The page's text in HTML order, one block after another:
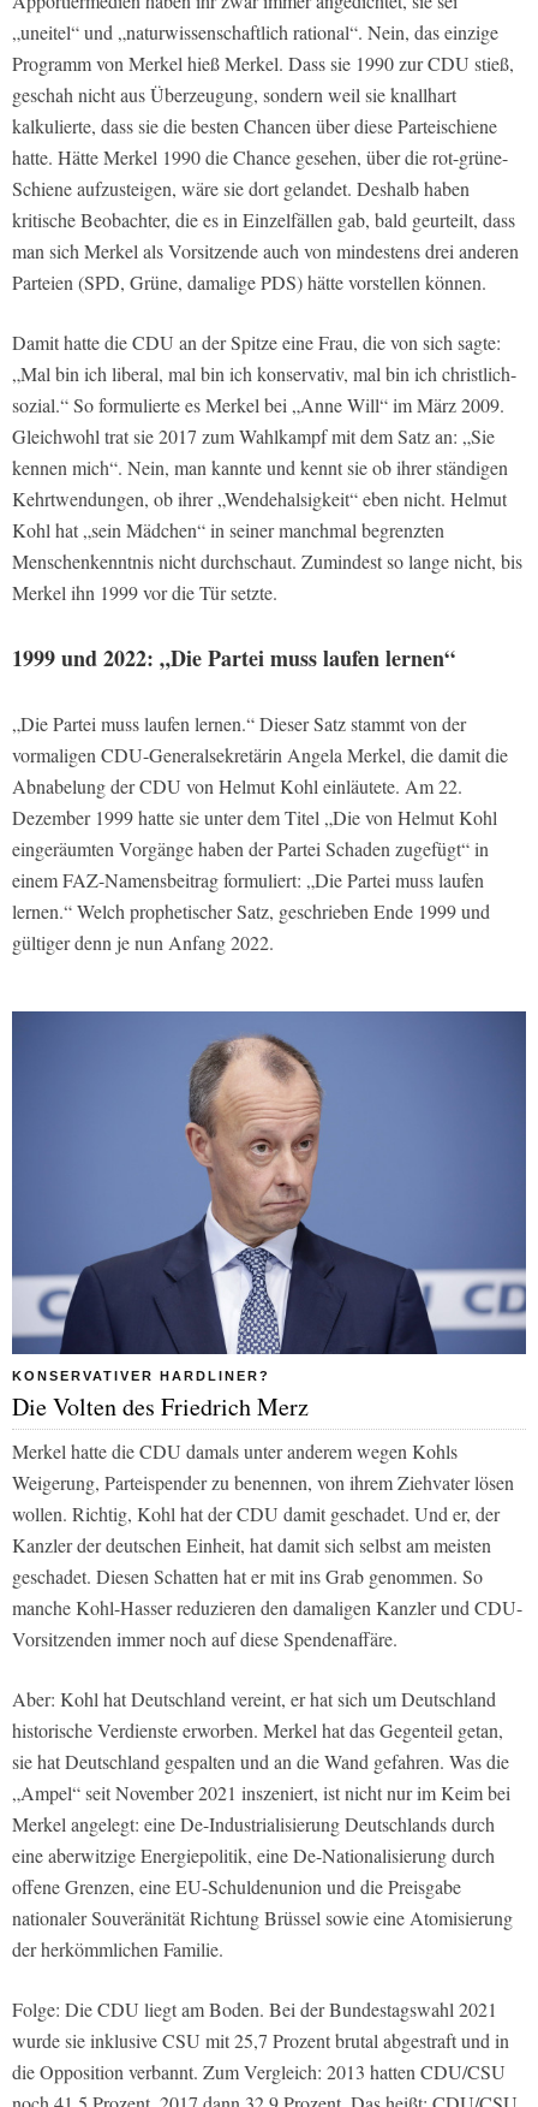
„uneitel“ und „naturwissenschaftlich rational“. Nein, das einzige
Programm von Merkel hieß Merkel. Dass sie 1990 zur CDU stieß,
geschah nicht aus Überzeugung, sondern weil sie knallhart
kalkulierte, dass sie die besten Chancen über diese Parteischiene
hatte. Hätte Merkel 1990 die Chance gesehen, über die rot-grüne-
Schiene aufzusteigen, wäre sie dort gelandet. Deshalb haben
kritische Beobachter, die es in Einzelfällen gab, bald geurteilt, dass
man sich Merkel als Vorsitzende auch von mindestens drei anderen
Parteien (SPD, Grüne, damalige PDS) hätte vorstellen können.
Damit hatte die CDU an der Spitze eine Frau, die von sich sagte:
„Mal bin ich liberal, mal bin ich konservativ, mal bin ich christlich-
sozial.“ So formulierte es Merkel bei „Anne Will“ im März 2009.
Gleichwohl trat sie 2017 zum Wahlkampf mit dem Satz an: „Sie
kennen mich“. Nein, man kannte und kennt sie ob ihrer ständigen
Kehrtwendungen, ob ihrer „Wendehalsigkeit“ eben nicht. Helmut
Kohl hat „sein Mädchen“ in seiner manchmal begrenzten
Menschenkenntnis nicht durchschaut. Zumindest so lange nicht, bis
Merkel ihn 1999 vor die Tür setzte.
1999 und 2022: „Die Partei muss laufen lernen“
„Die Partei muss laufen lernen.“ Dieser Satz stammt von der
vormaligen CDU-Generalsekretärin Angela Merkel, die damit die
Abnabelung der CDU von Helmut Kohl einläutete. Am 22.
Dezember 1999 hatte sie unter dem Titel „Die von Helmut Kohl
eingeräumten Vorgänge haben der Partei Schaden zugefügt“ in
einem FAZ-Namensbeitrag formuliert: „Die Partei muss laufen
lernen.“ Welch prophetischer Satz, geschrieben Ende 1999 und
gültiger denn je nun Anfang 2022.
KONSERVATIVER HARDLINER?
Die Volten des Friedrich Merz
Merkel hatte die CDU damals unter anderem wegen Kohls
Weigerung, Parteispender zu benennen, von ihrem Ziehvater lösen
wollen. Richtig, Kohl hat der CDU damit geschadet. Und er, der
Kanzler der deutschen Einheit, hat damit sich selbst am meisten
geschadet. Diesen Schatten hat er mit ins Grab genommen. So
manche Kohl-Hasser reduzieren den damaligen Kanzler und CDU-
Vorsitzenden immer noch auf diese Spendenaffäre.
Aber: Kohl hat Deutschland vereint, er hat sich um Deutschland
historische Verdienste erworben. Merkel hat das Gegenteil getan,
sie hat Deutschland gespalten und an die Wand gefahren. Was die
„Ampel“ seit November 2021 inszeniert, ist nicht nur im Keim bei
Merkel angelegt: eine De-Industrialisierung Deutschlands durch
eine aberwitzige Energiepolitik, eine De-Nationalisierung durch
offene Grenzen, eine EU-Schuldenunion und die Preisgabe
nationaler Souveränität Richtung Brüssel sowie eine Atomisierung
der herkömmlichen Familie.
Folge: Die CDU liegt am Boden. Bei der Bundestagswahl 2021
wurde sie inklusive CSU mit 25,7 Prozent brutal abgestraft und in
die Opposition verbannt. Zum Vergleich: 2013 hatten CDU/CSU